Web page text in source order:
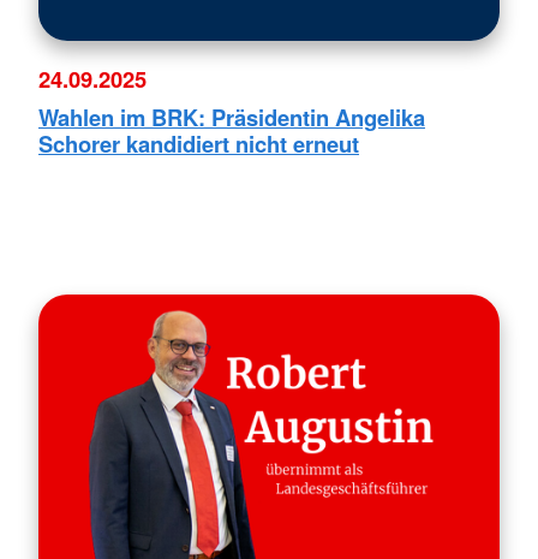
24.09.2025
Wahlen im BRK: Präsidentin Angelika
Schorer kandidiert nicht erneut